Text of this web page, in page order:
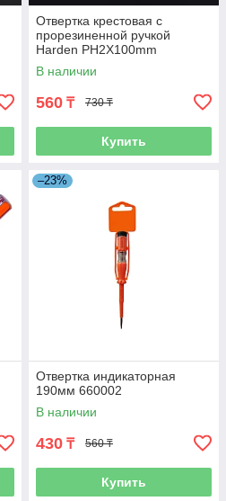
Отвертка крестовая c
прорезиненной ручкой
Harden PH2X100mm
В наличии
560 ₸ 730 ₸
Купить
–23%
Отвертка индикаторная
190мм 660002
В наличии
430 ₸ 560 ₸
Купить